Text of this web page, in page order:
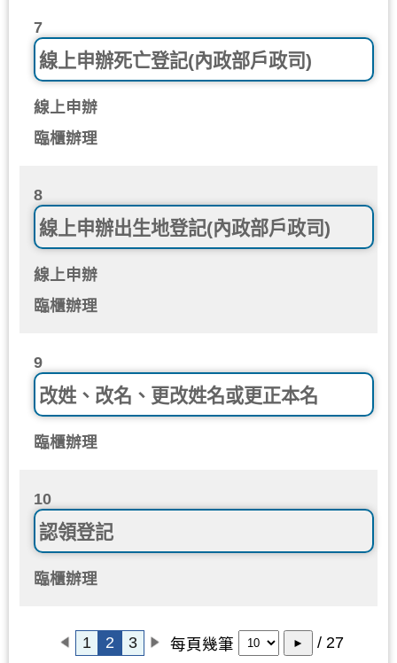
7
線上申辦死亡登記(內政部戶政司)
線上申辦
臨櫃辦理
8
線上申辦出生地登記(內政部戶政司)
線上申辦
臨櫃辦理
9
改姓、改名、更改姓名或更正本名
臨櫃辦理
10
認領登記
臨櫃辦理
1 2 3 每頁幾筆 ► / 27